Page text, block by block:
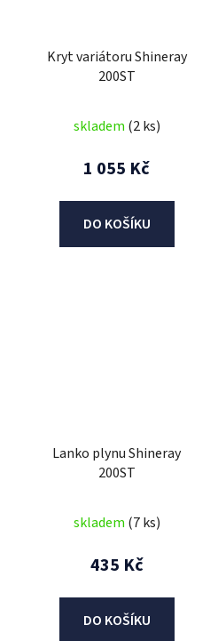
Kryt variátoru Shineray
200ST
skladem (2 ks)
1 055 Kč
DO KOŠÍKU
Lanko plynu Shineray
200ST
skladem (7 ks)
435 Kč
DO KOŠÍKU